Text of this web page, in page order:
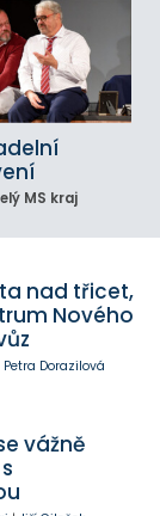
MS kraj
nad třicet,
Nového
Petra Dorazilová
vážně